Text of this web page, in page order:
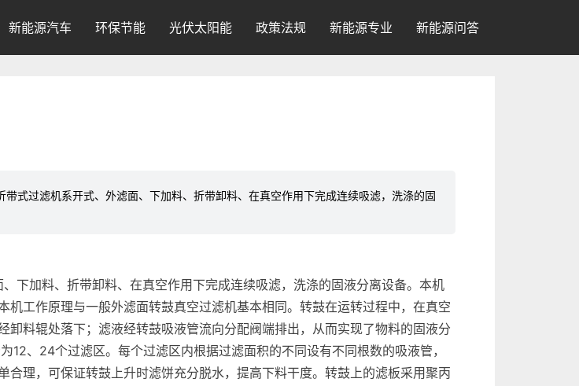
新能源汽车 环保节能 光伏太阳能 政策法规 新能源专业 新能源问答
式过滤机系开式、外滤面、下加料、折带卸料、在真空作用下完成连续吸滤，洗涤的固
下加料、折带卸料、在真空作用下完成连续吸滤，洗涤的固液分离设备。本机
工作原理与一般外滤面转鼓真空过滤机基本相同。转鼓在运转过程中，在真空
料辊处落下；滤液经转鼓吸液管流向分配阀端排出，从而实现了物料的固液分
12、24个过滤区。每个过滤区内根据过滤面积的不同设有不同根数的吸液管，
理，可保证转鼓上升时滤饼充分脱水，提高下料干度。转鼓上的滤板采用聚丙